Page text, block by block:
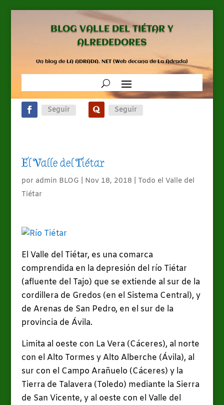
BLOG VALLE DEL TIÉTAR Y
ALREDEDORES
Un blog de LA ADRADA. NET (Web decana de La Adrada)
Seguir Seguir
El Valle del Tiétar
por admin BLOG Nov 18, 2018
Todo el Valle del
Tiétar
El Valle del Tiétar, es una comarca
comprendida en la depresión del río Tiétar
(afluente del Tajo) que se extiende al sur de la
cordillera de Gredos (en el Sistema Central), y
de Arenas de San Pedro, en el sur de la
provincia de Ávila.
Limita al oeste con La Vera (Cáceres), al norte
con el Alto Tormes y Alto Alberche (Ávila), al
sur con el Campo Arañuelo (Cáceres) y la
Tierra de Talavera (Toledo) mediante la Sierra
de San Vicente, y al oeste con el Valle del